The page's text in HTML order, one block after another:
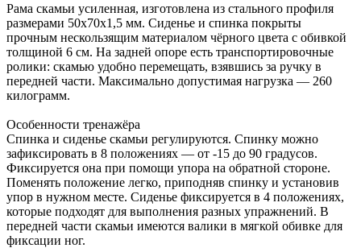
Рама скамьи усиленная, изготовлена из стального профиля
размерами 50х70х1,5 мм. Сиденье и спинка покрыты
прочным нескользящим материалом чёрного цвета с обивкой
толщиной 6 см. На задней опоре есть транспортировочные
ролики: скамью удобно перемещать, взявшись за ручку в
передней части. Максимально допустимая нагрузка — 260
килограмм.
Особенности тренажёра
Спинка и сиденье скамьи регулируются. Спинку можно
зафиксировать в 8 положениях — от -15 до 90 градусов.
Фиксируется она при помощи упора на обратной стороне.
Поменять положение легко, приподняв спинку и установив
упор в нужном месте. Сиденье фиксируется в 4 положениях,
которые подходят для выполнения разных упражнений. В
передней части скамьи имеются валики в мягкой обивке для
фиксации ног.